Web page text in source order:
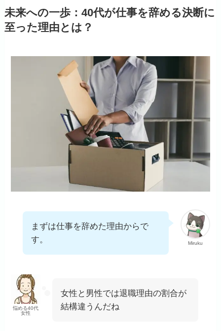
未来への一歩：40代が仕事を辞める決断に
至った理由とは？
Miruku
まずは仕事を辞めた理由からで
す。
悩める40代
女性
女性と男性では退職理由の割合が
結構違うんだね